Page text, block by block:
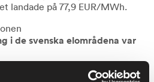
landade på 77,9 EUR/MWh.
i de svenska elområdena var
ökade med 35 procent, med